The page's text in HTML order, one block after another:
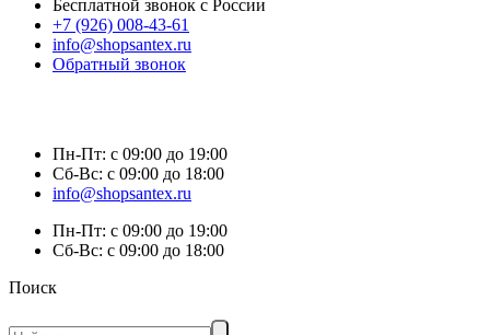
Бесплатной звонок с России
+7 (926) 008-43-61
info@shopsantex.ru
Обратный звонок
Пн-Пт: с 09:00 до 19:00
Сб-Вс: с 09:00 до 18:00
info@shopsantex.ru
Пн-Пт: с 09:00 до 19:00
Сб-Вс: с 09:00 до 18:00
Поиск